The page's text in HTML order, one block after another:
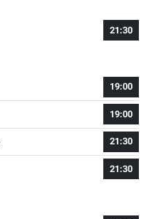
21:30
19:00
19:00
21:30
21:30